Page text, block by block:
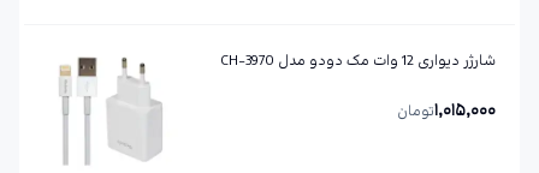
شارژر دیواری 12 وات مک دودو مدل CH-3970
1,015,000تومان